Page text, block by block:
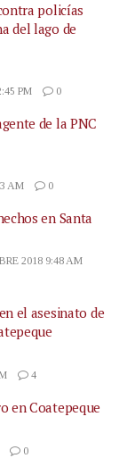
policías
del lago de
PM
0
de la PNC
AM
0
en Santa
2018 9:48 AM
el asesinato de
4
en Coatepeque
0